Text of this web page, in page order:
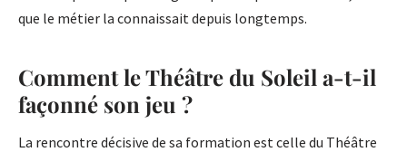
que le métier la connaissait depuis longtemps.
Comment le Théâtre du Soleil a-t-il
façonné son jeu ?
La rencontre décisive de sa formation est celle du Théâtre